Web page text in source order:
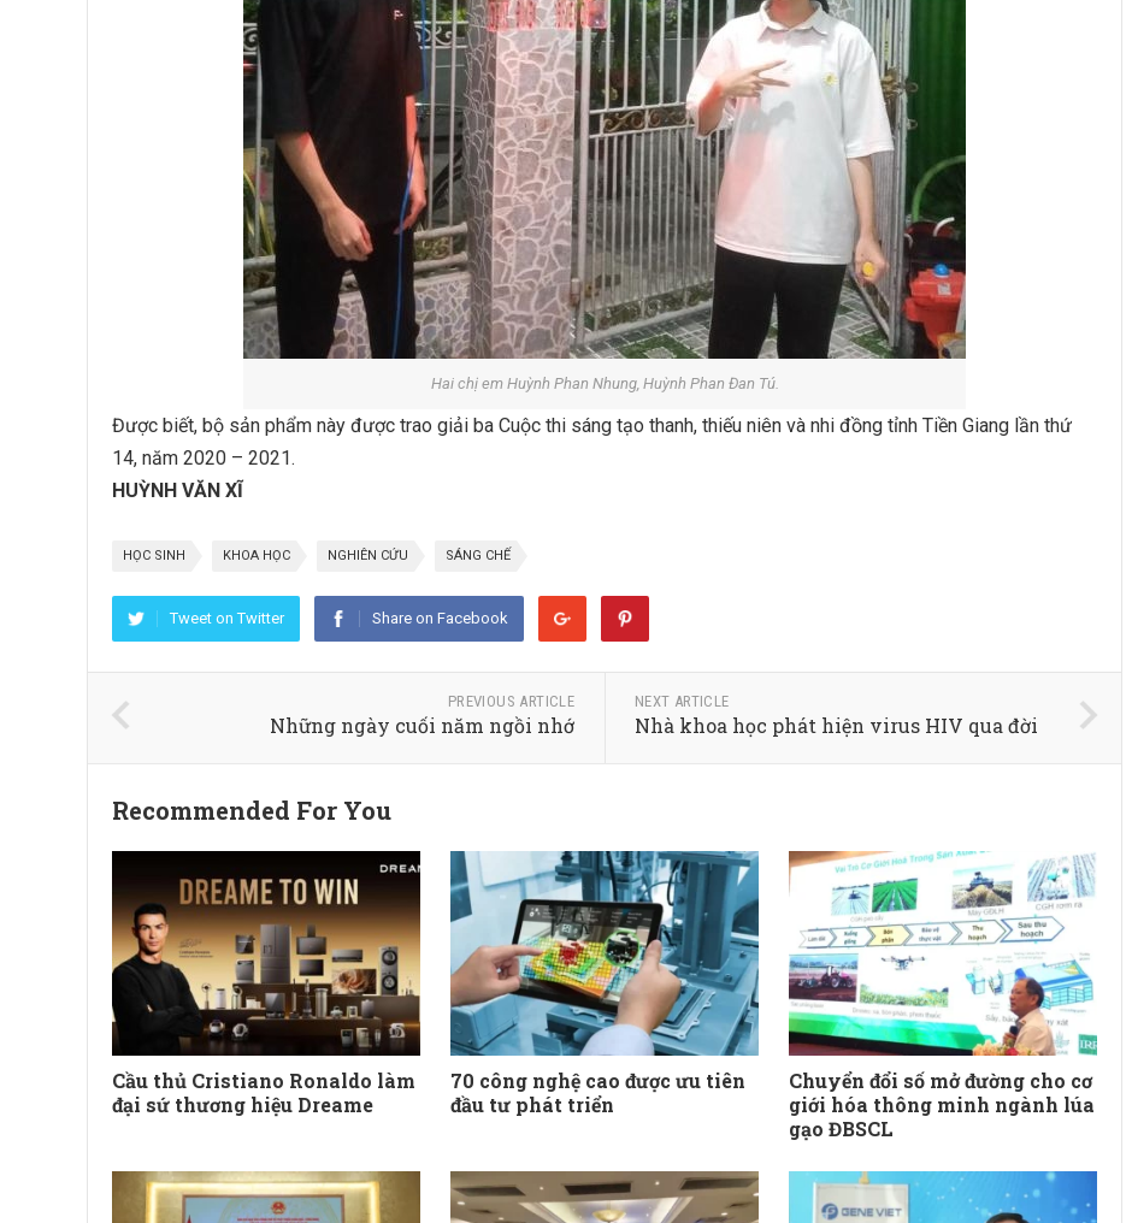
Hai chị em Huỳnh Phan Nhung, Huỳnh Phan Đan Tú.
Được biết, bộ sản phẩm này được trao giải ba Cuộc thi sáng tạo thanh, thiếu niên và nhi đồng tỉnh Tiền Giang lần thứ
14, năm 2020 – 2021.
HUỲNH VĂN XĨ
HỌC SINH KHOA HỌC NGHIÊN CỨU SÁNG CHẾ
Tweet on Twitter Share on Facebook
PREVIOUS ARTICLE
Những ngày cuối năm ngồi nhớ
NEXT ARTICLE
Nhà khoa học phát hiện virus HIV qua đời
Recommended For You
Cầu thủ Cristiano Ronaldo làm
đại sứ thương hiệu Dreame
70 công nghệ cao được ưu tiên
đầu tư phát triển
Chuyển đổi số mở đường cho cơ
giới hóa thông minh ngành lúa
gạo ĐBSCL